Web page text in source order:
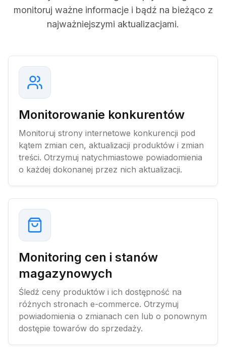
monitoruj ważne informacje i bądź na bieżąco z
najważniejszymi aktualizacjami.
Monitorowanie konkurentów
Monitoruj strony internetowe konkurencji pod
kątem zmian cen, aktualizacji produktów i zmian
treści. Otrzymuj natychmiastowe powiadomienia
o każdej dokonanej przez nich aktualizacji.
Monitoring cen i stanów
magazynowych
Śledź ceny produktów i ich dostępność na
różnych stronach e-commerce. Otrzymuj
powiadomienia o zmianach cen lub o ponownym
dostępie towarów do sprzedaży.